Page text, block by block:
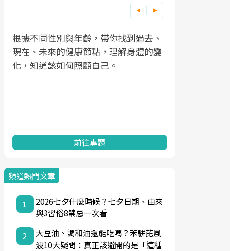
根據不同性別與年齡，帶你找到過去、
現在、未來的健康節點，理解身體的變
化，知道該如何照顧自己。
前往專題
頻道熱門文章
1
2026七夕什麼時候？七夕日期、由來
與3習俗8禁忌一次看
2
大豆油、調和油還能吃嗎？苯駢芘風
波10大疑問：真正該避開的是「這種